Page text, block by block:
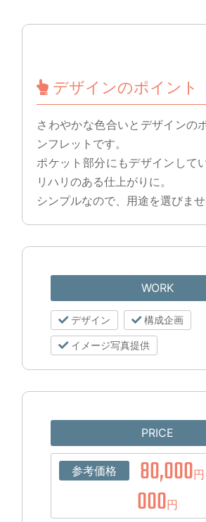
デザインのポイント
さわやかな色合いとデザインの
ンフレットです。
ポケット部分にもデザインして
リハリのある仕上がりに。
シンプルなので、用途を選びませ
WORK
デザイン 構成企画
イメージ写真提供
PRICE
参考価格 80,000
000円